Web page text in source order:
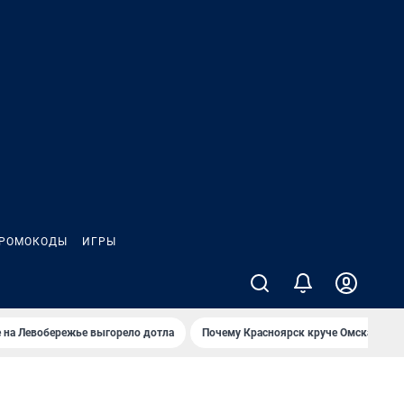
ИГРЫ
на Левобережье выгорело дотла Почему Красноярск круче Омска